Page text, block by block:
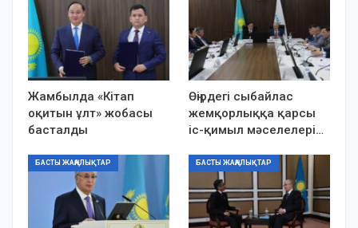
Жамбылда «Кітап
оқитын ұлт» жобасы
басталды
Өңірдегі сыбайлас
жемқорлыққа қарсы
іс-қимыл мәселелері…
БАСТЫ ЖАҢАЛЫҚТАР БАСТЫ ЖАҢАЛЫҚТАР